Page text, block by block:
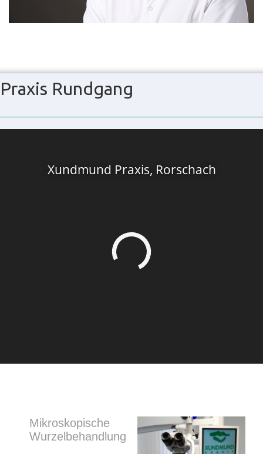
Praxis Rundgang
Mikroskopische
Wurzelbehandlung